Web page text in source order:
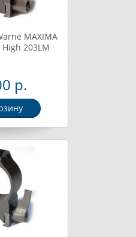
MAXIMA
203LM
р.